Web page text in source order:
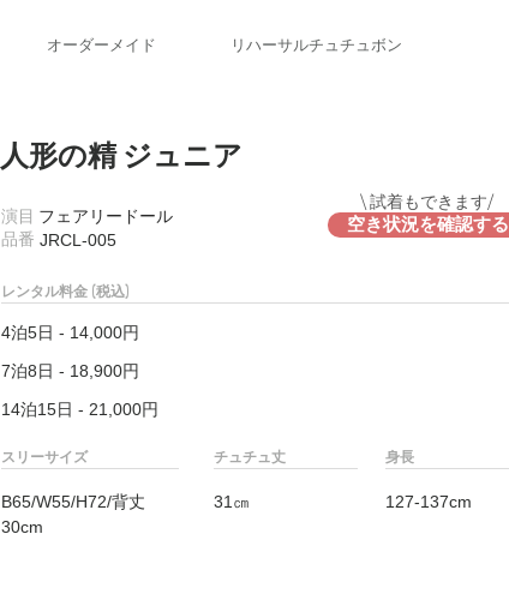
オーダーメイド リハーサルチュチュボン
人形の精 ジュニア
​演目 フェアリードール
​品番 JRCL-005
空き状況を確認する
\ 試着もできます/
レンタル料金 (税込)
4泊5日 - 14,000円
7泊8日 - 18,900円
14泊15日 - 21,000円
スリーサイズ
B65/W55/H72/背丈
30cm
チュチュ丈
31㎝
身長
127-137cm